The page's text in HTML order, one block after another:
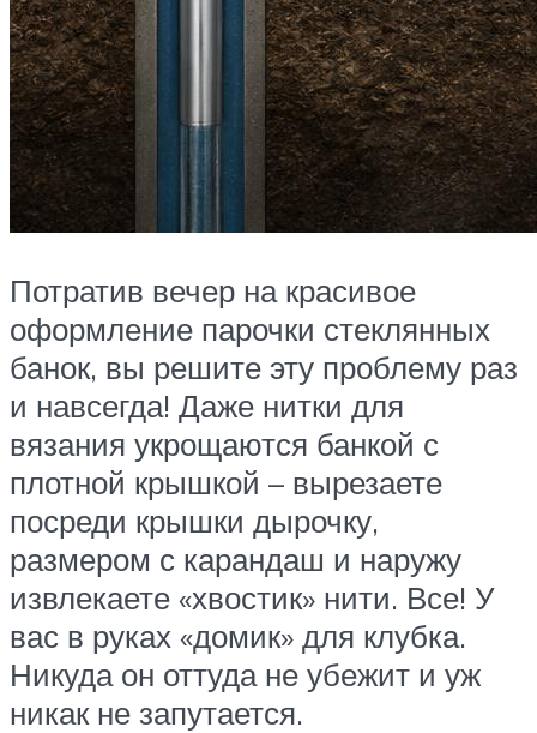
Потратив вечер на красивое
оформление парочки стеклянных
банок, вы решите эту проблему раз
и навсегда! Даже нитки для
вязания укрощаются банкой с
плотной крышкой – вырезаете
посреди крышки дырочку,
размером с карандаш и наружу
извлекаете «хвостик» нити. Все! У
вас в руках «домик» для клубка.
Никуда он оттуда не убежит и уж
никак не запутается.